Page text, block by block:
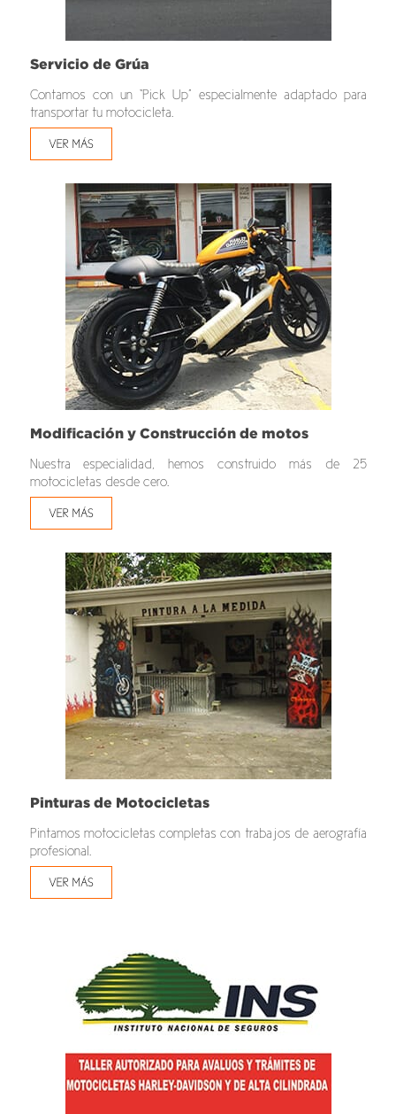
Servicio de Grúa
Contamos con un “Pick Up” especialmente adaptado para
transportar tu motocicleta.
VER MÁS
Modificación y Construcción de motos
Nuestra especialidad, hemos construido más de 25
motocicletas desde cero.
VER MÁS
Pinturas de Motocicletas
Pintamos motocicletas completas con trabajos de aerografía
profesional.
VER MÁS